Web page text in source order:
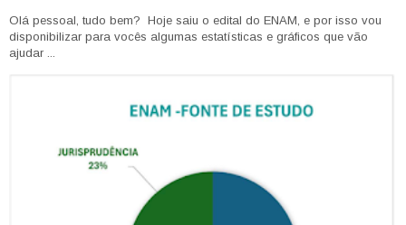
Olá pessoal, tudo bem? Hoje saiu o edital do ENAM, e por isso vou
disponibilizar para vocês algumas estatísticas e gráficos que vão
ajudar ...